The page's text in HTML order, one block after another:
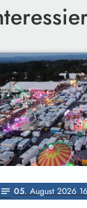
notes 05. August 2026